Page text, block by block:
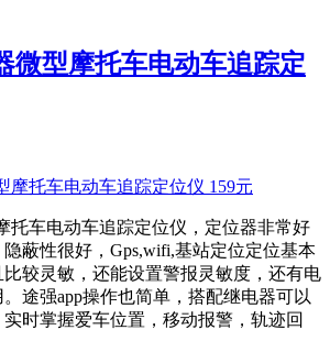
微型摩托车电动车追踪定
托车电动车追踪定位仪，定位器非常好
蔽性很好，Gps,wifi,基站定位定位基本
较灵敏，还能设置警报灵敏度，还有电
途强app操作也简单，搭配继电器可以
时掌握爱车位置，移动报警，轨迹回